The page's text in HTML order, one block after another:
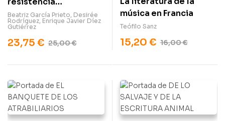
antifranquista y
memoria histórica
democrática de las
mujeres
Beatriz García Prieto, Desirée
Rodríguez, Enrique Javier Díez
Gutiérrez
25,00€
23,75 €
música en Francia
Teófilo Sanz
16,00€
15,20 €